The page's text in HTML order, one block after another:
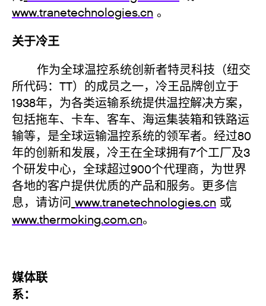
www.tranetechnologies.cn 。
关于冷王
作为全球温控系统创新者特灵科技（纽交
所代码：TT）的成员之一，冷王品牌创立于
1938年，为各类运输系统提供温控解决方案，
包括拖车、卡车、客车、海运集装箱和铁路运
输等，是全球运输温控系统的领军者。经过80
年的创新和发展，冷王在全球拥有7个工厂及3
个研发中心，全球超过900个代理商，为世界
各地的客户提供优质的产品和服务。更多信
息，请访问 www.tranetechnologies.cn 或
www.thermoking.com.cn。
媒体联
系